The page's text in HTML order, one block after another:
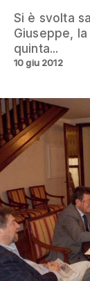
Si è svolta
Giuseppe,
quinta...
10 giu 2012